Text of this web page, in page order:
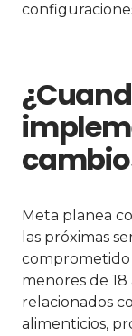
Meta planea
las próximas
comprometido
menores de
relacionados
alimenticios,